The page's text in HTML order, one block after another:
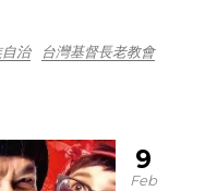
治
台灣基督長老教會
9
Feb